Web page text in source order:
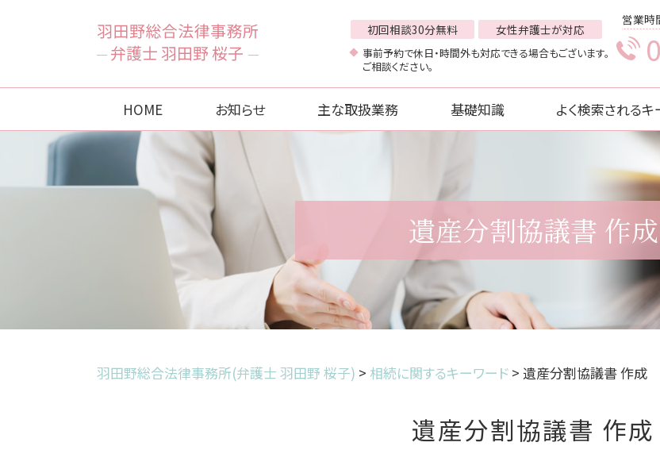
遺産分割協議書 作成
初回相談30分無料 女性弁護士が対応
事前予約で休日・時間外も対応できる場合もございます。
ご相談ください。
営業時
HOME お知らせ 主な取扱業務 基礎知識 よく検索されるキ
羽田野総合法律事務所(弁護士 羽田野 桜子) > 相続に関するキーワード > 遺産分割協議書 作成
遺産分割協議書 作成